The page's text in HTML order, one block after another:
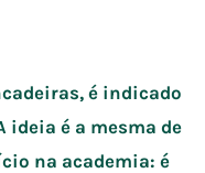
é indicado
ideia é a mesma de
na academia: é